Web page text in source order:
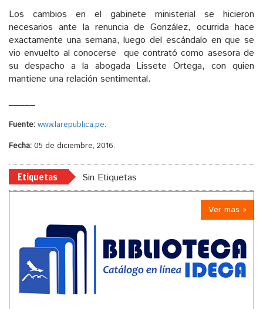
Los cambios en el gabinete ministerial se hicieron
necesarios ante la renuncia de González, ocurrida hace
exactamente una semana, luego del escándalo en que se
vio envuelto al conocerse que contrató como asesora de
su despacho a la abogada Lissete Ortega, con quien
mantiene una relación sentimental.
Fuente: www.larepublica.pe.
Fecha: 05 de diciembre, 2016.
Etiquetas Sin Etiquetas
Ver mas »